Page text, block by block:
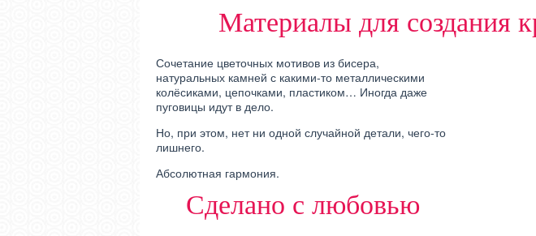
Материалы для создания
Сочетание цветочных мотивов из бисера,
натуральных камней с какими-то металлическими
колёсиками, цепочками, пластиком… Иногда даже
пуговицы идут в дело.
Но, при этом, нет ни одной случайной детали, чего-то
лишнего.
Абсолютная гармония.
Сделано с любовью